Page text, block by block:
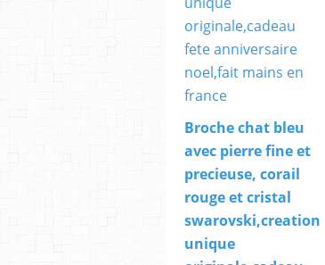
Broche chat bleu
avec pierre fine et
precieuse, corail
rouge et cristal
swarovski,creation
unique